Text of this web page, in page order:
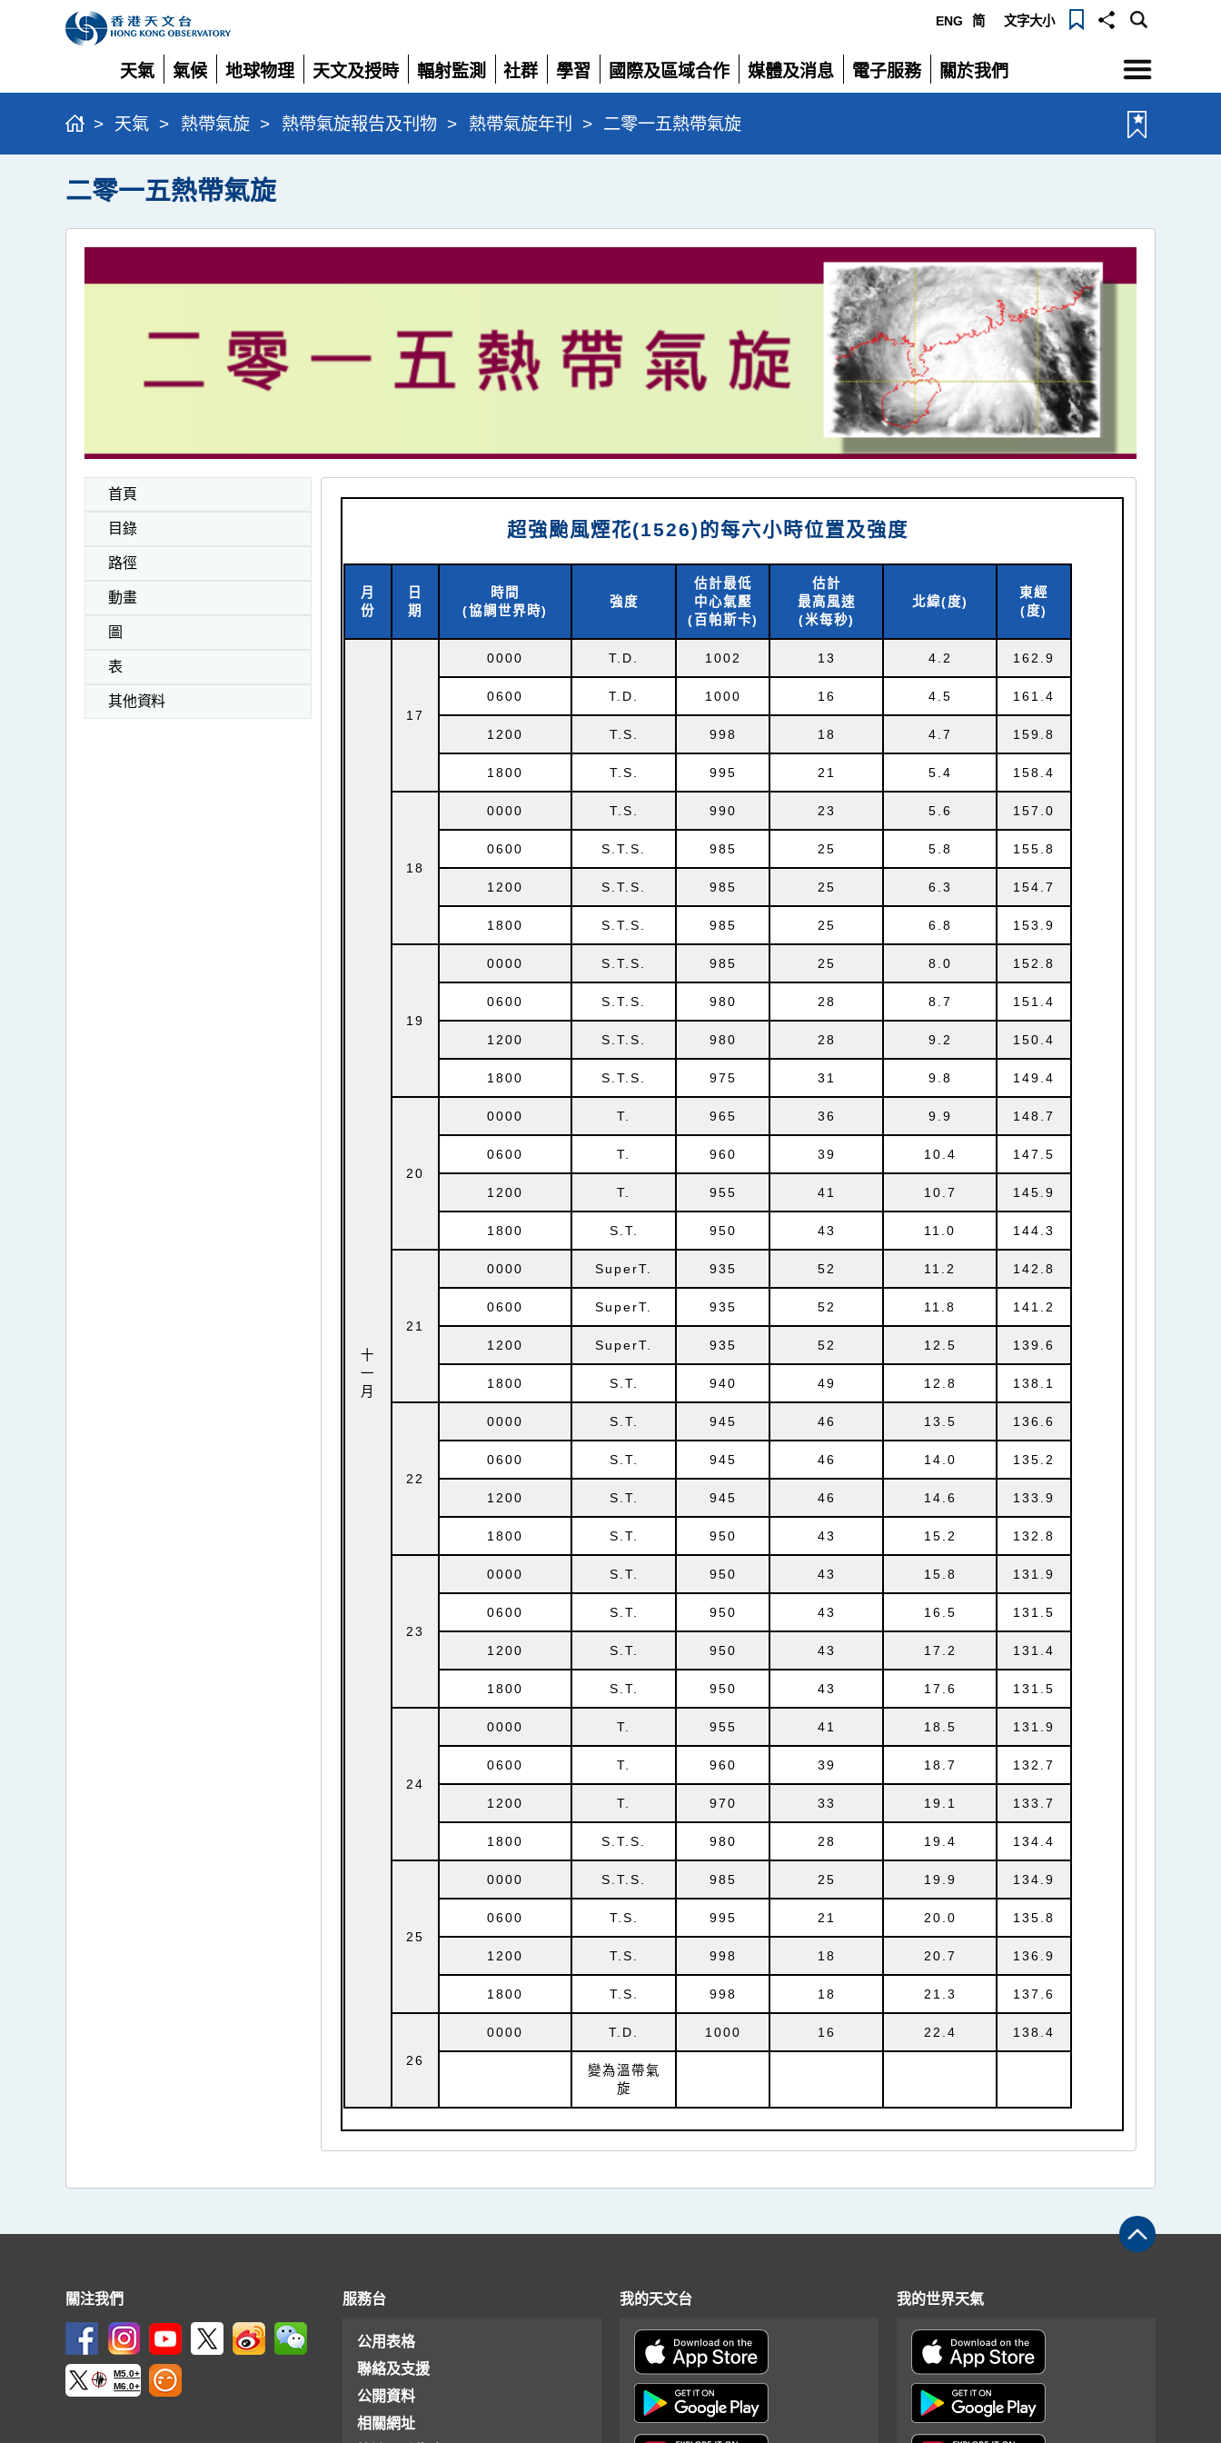
ENG 简 文字大小
天氣
展
開
氣候
展
開
地球物理
展
開
天文及授時
展
開
輻射監測
展
開
社群
展
開
學習
展
開
國際及區域合作
展
開
媒體及消息
展
電子服務
展
關於我們
展
選
單
> 天氣 > 熱帶氣旋 > 熱帶氣旋報告及刊物 > 熱帶氣旋年刊 > 二零一五熱帶氣旋
二零一五熱帶氣旋
首頁
目錄
路徑
動畫
圖
表
其他資料
超強颱風煙花(1526)的每六小時位置及強度
月
份
日
期
時間
(協調世界時)
強度
估計最低
中心氣壓
(百帕斯卡)
估計
最高風速
(米每秒)
北緯(度)
東經
(度)
十
一
月
17
0000 T.D. 1002 13 4.2 162.9
0600 T.D. 1000 16 4.5 161.4
1200 T.S. 998 18 4.7 159.8
1800 T.S. 995 21 5.4 158.4
18
0000 T.S. 990 23 5.6 157.0
0600 S.T.S. 985 25 5.8 155.8
1200 S.T.S. 985 25 6.3 154.7
1800 S.T.S. 985 25 6.8 153.9
19
0000 S.T.S. 985 25 8.0 152.8
0600 S.T.S. 980 28 8.7 151.4
1200 S.T.S. 980 28 9.2 150.4
1800 S.T.S. 975 31 9.8 149.4
20
0000 T. 965 36 9.9 148.7
0600 T. 960 39 10.4 147.5
1200 T. 955 41 10.7 145.9
1800 S.T. 950 43 11.0 144.3
21
0000 SuperT. 935 52 11.2 142.8
0600 SuperT. 935 52 11.8 141.2
1200 SuperT. 935 52 12.5 139.6
1800 S.T. 940 49 12.8 138.1
22
0000 S.T. 945 46 13.5 136.6
0600 S.T. 945 46 14.0 135.2
1200 S.T. 945 46 14.6 133.9
1800 S.T. 950 43 15.2 132.8
23
0000 S.T. 950 43 15.8 131.9
0600 S.T. 950 43 16.5 131.5
1200 S.T. 950 43 17.2 131.4
1800 S.T. 950 43 17.6 131.5
24
0000 T. 955 41 18.5 131.9
0600 T. 960 39 18.7 132.7
1200 T. 970 33 19.1 133.7
1800 S.T.S. 980 28 19.4 134.4
25
0000 S.T.S. 985 25 19.9 134.9
0600 T.S. 995 21 20.0 135.8
1200 T.S. 998 18 20.7 136.9
1800 T.S. 998 18 21.3 137.6
26
0000 T.D. 1000 16 22.4 138.4
變為溫帶氣
旋
關注我們
M5.0+
M6.0+
服務台
公用表格
聯絡及支援
公開資料
相關網址
我的天文台 我的世界天氣